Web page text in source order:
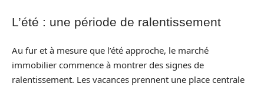
L’été : une période de ralentissement
Au fur et à mesure que l’été approche, le marché
immobilier commence à montrer des signes de
ralentissement. Les vacances prennent une place centrale